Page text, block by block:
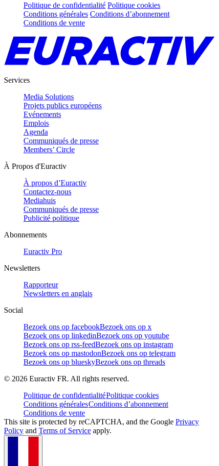
Politique de confidentialité Politique cookies
Conditions générales Conditions d’abonnement
Conditions de vente
Services
Media Solutions
Projets publics européens
Evénements
Emplois
Agenda
Communiqués de presse
Members’ Circle
À Propos d'Euractiv
À propos d’Euractiv
Contactez-nous
Mediahuis
Communiqués de presse
Publicité politique
Abonnements
Euractiv Pro
Newsletters
Rapporteur
Newsletters en anglais
Social
Bezoek ons op facebookBezoek ons op x
Bezoek ons op linkedinBezoek ons op youtube
Bezoek ons op rss-feedBezoek ons op instagram
Bezoek ons op mastodonBezoek ons op telegram
Bezoek ons op blueskyBezoek ons op threads
© 2026 Euractiv FR. All rights reserved.
Politique de confidentialitéPolitique cookies
Conditions généralesConditions d’abonnement
Conditions de vente
This site is protected by reCAPTCHA, and the Google Privacy
Policy and Terms of Service apply.